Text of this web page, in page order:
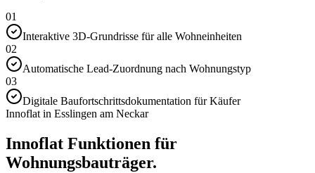
01
Interaktive 3D-Grundrisse für alle Wohneinheiten
02
Automatische Lead-Zuordnung nach Wohnungstyp
03
Digitale Baufortschrittsdokumentation für Käufer
Innoflat in Esslingen am Neckar
Innoflat Funktionen für
Wohnungsbauträger.